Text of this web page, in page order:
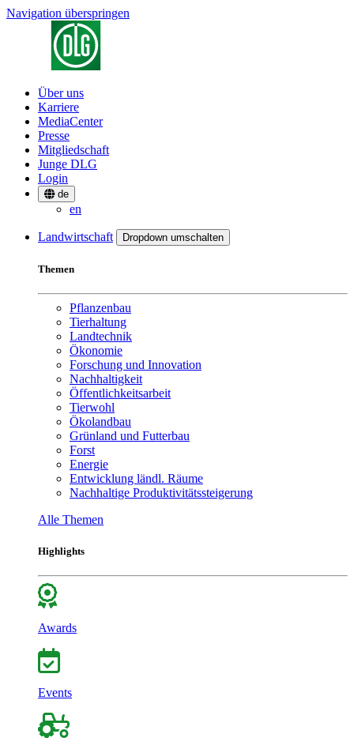
Navigation überspringen
Über uns
Karriere
MediaCenter
Presse
Mitgliedschaft
Junge DLG
Login
de
en
Landwirtschaft Dropdown umschalten
Themen
Pflanzenbau
Tierhaltung
Landtechnik
Ökonomie
Forschung und Innovation
Nachhaltigkeit
Öffentlichkeitsarbeit
Tierwohl
Ökolandbau
Grünland und Futterbau
Forst
Energie
Entwicklung ländl. Räume
Nachhaltige Produktivitätssteigerung
Alle Themen
Highlights
Awards
Events